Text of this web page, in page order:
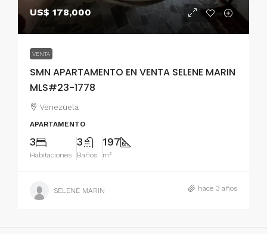
US$ 178,000
VENTA
SMN APARTAMENTO EN VENTA SELENE MARIN
MLS#23-1778
Venezuela
APARTAMENTO
3
Habitaciones
3
Baños
197
m²
SELENE MARIN hace 3 años